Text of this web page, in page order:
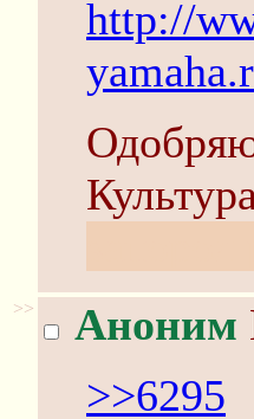
http://
>> Аноним
>>6295